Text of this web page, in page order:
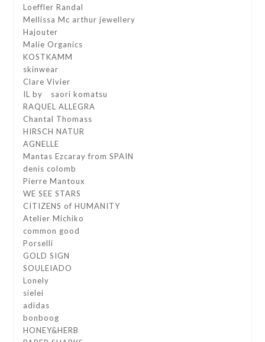
Loeffler Randal
Mellissa Mc arthur jewellery
Hajouter
Malie Organics
KOSTKAMM
skinwear
Clare Vivier
IL by saori komatsu
RAQUEL ALLEGRA
Chantal Thomass
HIRSCH NATUR
AGNELLE
Mantas Ezcaray from SPAIN
denis colomb
Pierre Mantoux
WE SEE STARS
CITIZENS of HUMANITY
Atelier Michiko
common good
Porselli
GOLD SIGN
SOULEIADO
Lonely
sielei
adidas
bonboog
HONEY&HERB